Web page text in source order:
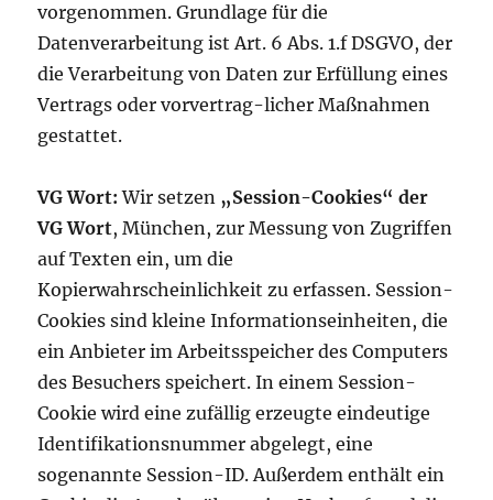
vorgenommen. Grundlage für die
Datenverarbeitung ist Art. 6 Abs. 1.f DSGVO, der
die Verarbeitung von Daten zur Erfüllung eines
Vertrags oder vorvertrag-licher Maßnahmen
gestattet.
VG Wort: Wir setzen „Session-Cookies“ der
VG Wort, München, zur Messung von Zugriffen
auf Texten ein, um die
Kopierwahrscheinlichkeit zu erfassen. Session-
Cookies sind kleine Informationseinheiten, die
ein Anbieter im Arbeitsspeicher des Computers
des Besuchers speichert. In einem Session-
Cookie wird eine zufällig erzeugte eindeutige
Identifikationsnummer abgelegt, eine
sogenannte Session-ID. Außerdem enthält ein